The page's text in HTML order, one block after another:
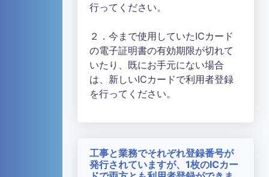
行ってください。
２．今まで使用していたICカード
の電子証明書の有効期限が切れて
いたり、既にお手元にない場合
は、新しいICカードで利用者登録
を行ってください。
工事と業務でそれぞれ登録番号が
発行されていますが、1枚のICカー